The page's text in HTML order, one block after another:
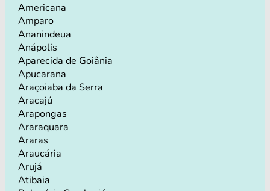
Americana
Amparo
Ananindeua
Anápolis
Aparecida de Goiânia
Apucarana
Araçoiaba da Serra
Aracajú
Arapongas
Araraquara
Araras
Araucária
Arujá
Atibaia